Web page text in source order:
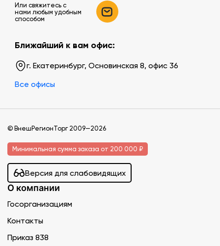
Или свяжитесь c
нами любым удобным
способом
Ближайший к вам офис:
г. Екатеринбург, Основинская 8, офис 36
Все офисы
© ВнешРегионТорг 2009—2026
Минимальная сумма заказа от 200 000 ₽
Версия для слабовидящих
О компании
Госорганизациям
Контакты
Приказ 838